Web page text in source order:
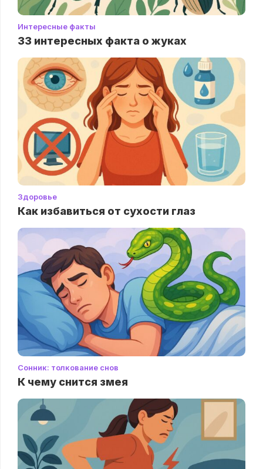
Интересные факты
33 интересных факта о жуках
Здоровье
Как избавиться от сухости глаз
Сонник: толкование снов
К чему снится змея